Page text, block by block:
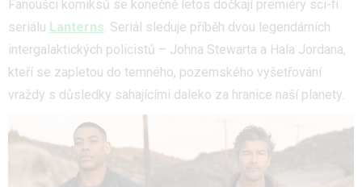
Fanoušci komiksů se konečně letos dočkají premiéry sci-fi
seriálu Lanterns. Seriál sleduje příběh dvou legendárních
intergalaktických policistů – Johna Stewarta a Hala Jordana,
kteří se zapletou do temného, pozemského vyšetřování
vraždy s důsledky sahajícími daleko za hranice naší planety.